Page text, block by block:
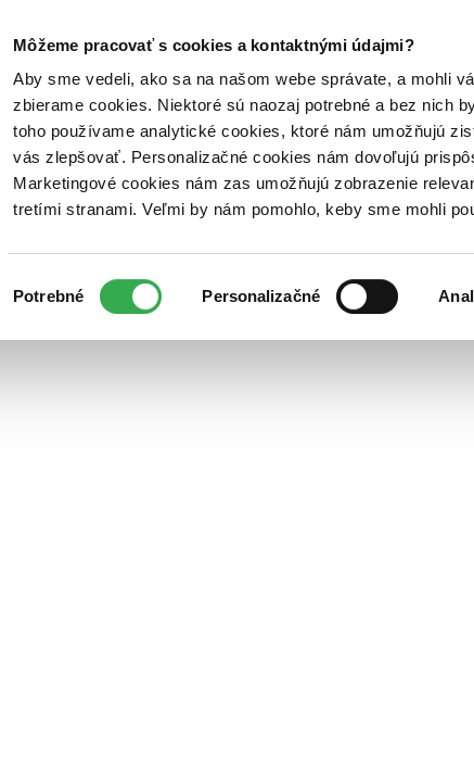
Môžeme pracovať s cookies a kontaktnými údajmi?
Aby sme vedeli, ako sa na našom webe správate, a mohli
zbierame cookies. Niektoré sú naozaj potrebné a bez nich
toho používame analytické cookies, ktoré nám umožňujú
vás zlepšovať. Personalizačné cookies nám dovoľujú
Marketingové cookies nám zas umožňujú zobrazenie
tretími stranami. Veľmi by nám pomohlo, keby sme mohli
súhlasu
Potrebné Personalizačné
Poukážky Kontakt